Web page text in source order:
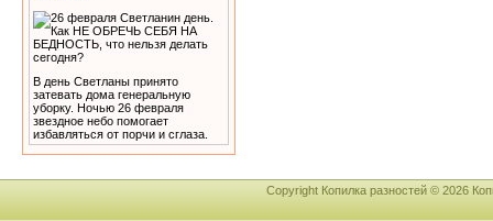
В день Светланы принято
затевать дома генеральную
уборку. Ночью 26 февраля
звездное небо помогает
избавляться от порчи и сглаза.
Copyright Копилка разностей © 2026